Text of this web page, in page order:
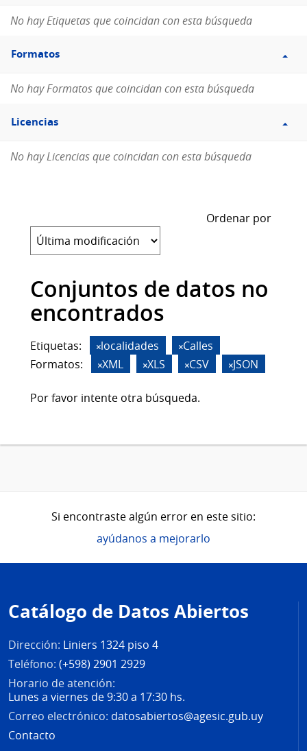
No hay Etiquetas que coincidan con esta búsqueda
Filtro
Formatos
Formatos
No hay Formatos que coincidan con esta búsqueda
Filtro
Licencias
Licencias
No hay Licencias que coincidan con esta búsqueda
Ordenar por
Conjuntos de datos no
encontrados
Etiquetas: localidades
Calles
Formatos:
XML XLS CSV JSON
Por favor intente otra búsqueda.
Si encontraste algún error en este sitio:
ayúdanos a mejorarlo
de
página
Catálogo de Datos Abiertos
Dirección: Liniers 1324 piso 4
Teléfono: (+598) 2901 2929
Horario de atención:
Lunes a viernes de 9:30 a 17:30 hs.
Correo electrónico: datosabiertos@agesic.gub.uy
Contacto